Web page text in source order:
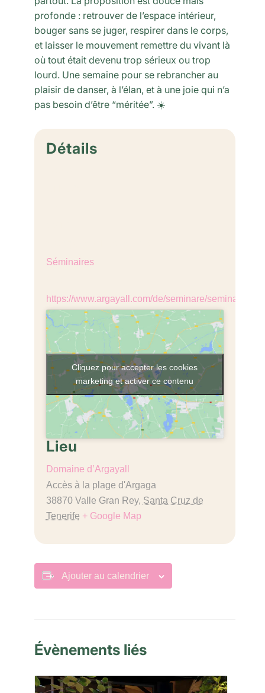
profonde : retrouver de l’espace intérieur,
bouger sans se juger, respirer dans le corps,
et laisser le mouvement remettre du vivant là
où tout était devenu trop sérieux ou trop
lourd. Une semaine pour se rebrancher au
plaisir de danser, à l’élan, et à une joie qui n’a
pas besoin d’être “méritée”. ☀️
Détails
Séminaires
https://www.argayall.com/de/seminare/seminare-
Lieu
Domaine d’Argayall
Accès à la plage d'Argaga
38870 Valle Gran Rey, Santa Cruz de
Tenerife + Google Map
Cliquez pour accepter les cookies
marketing et activer ce contenu
Ajouter au calendrier
Évènements liés